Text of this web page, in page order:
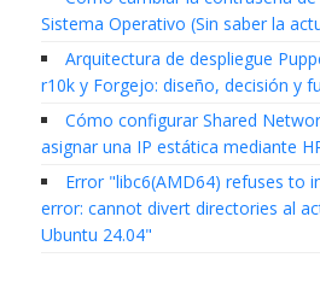
Sistema Operativo (Sin saber la
Arquitectura de despliegue
r10k y Forgejo: diseño, decisión y
Cómo configurar Shared
asignar una IP estática mediante
Error "libc6(AMD64) refuses to
error: cannot divert directories al
Ubuntu 24.04"